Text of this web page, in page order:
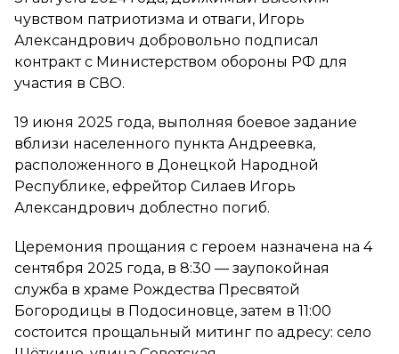
чувством патриотизма и отваги, Игорь
Александрович добровольно подписал
контракт с Министерством обороны РФ для
участия в СВО.
19 июня 2025 года, выполняя боевое задание
вблизи населенного пункта Андреевка,
расположенного в Донецкой Народной
Республике, ефрейтор Силаев Игорь
Александрович доблестно погиб.
Церемония прощания с героем назначена на 4
сентября 2025 года, в 8:30 — заупокойная
служба в храме Рождества Пресвятой
Богородицы в Подосиновце, затем в 11:00
состоится прощальный митинг по адресу: село